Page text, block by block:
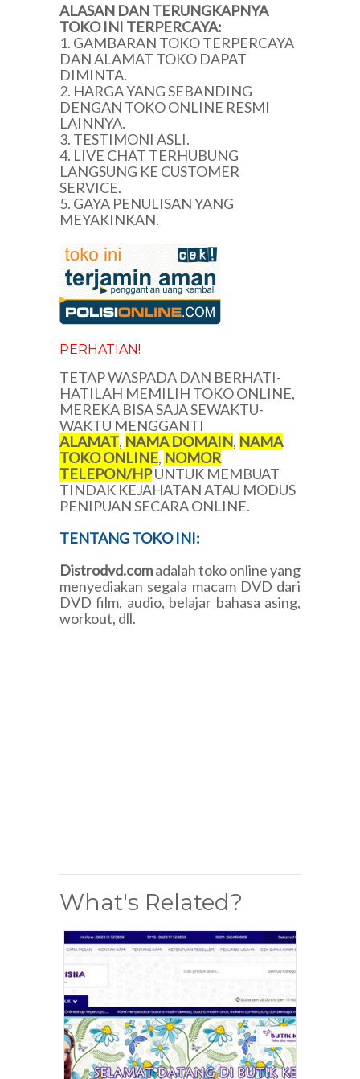
ALASAN DAN TERUNGKAPNYA
TOKO INI TERPERCAYA:
1. GAMBARAN TOKO TERPERCAYA
DAN ALAMAT TOKO DAPAT
DIMINTA.
2. HARGA YANG SEBANDING
DENGAN TOKO ONLINE RESMI
LAINNYA.
3. TESTIMONI ASLI.
4. LIVE CHAT TERHUBUNG
LANGSUNG KE CUSTOMER
SERVICE.
5. GAYA PENULISAN YANG
MEYAKINKAN.
PERHATIAN!
TETAP WASPADA DAN BERHATI-
HATILAH MEMILIH TOKO ONLINE,
MEREKA BISA SAJA SEWAKTU-
WAKTU MENGGANTI
ALAMAT, NAMA DOMAIN, NAMA
TOKO ONLINE, NOMOR
TELEPON/HPUNTUK MEMBUAT
TINDAK KEJAHATAN ATAU MODUS
PENIPUAN SECARA ONLINE.
TENTANG TOKO INI:
Distrodvd.comadalah toko online yang
menyediakan segala macam DVD dari
DVD film, audio, belajar bahasa asing,
workout, dll.
What's Related?